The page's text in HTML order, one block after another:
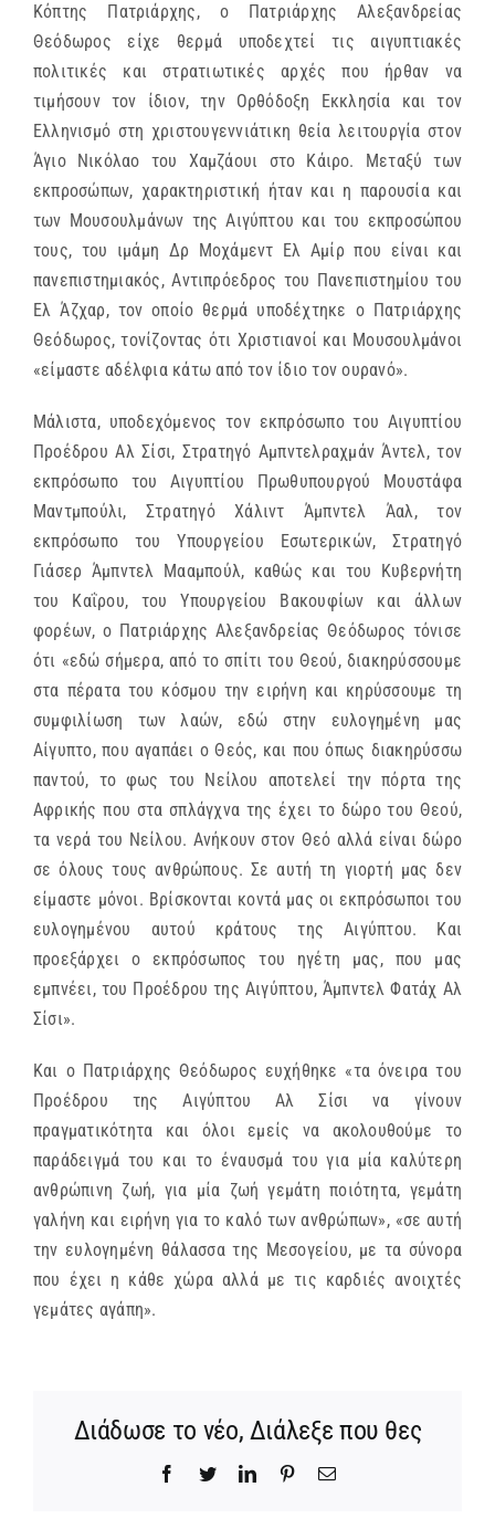
Κόπτης Πατριάρχης, ο Πατριάρχης Αλεξανδρείας
Θεόδωρος είχε θερμά υποδεχτεί τις αιγυπτιακές
πολιτικές και στρατιωτικές αρχές που ήρθαν να
τιμήσουν τον ίδιον, την Ορθόδοξη Εκκλησία και τον
Ελληνισμό στη χριστουγεννιάτικη θεία λειτουργία στον
Άγιο Νικόλαο του Χαμζάουι στο Κάιρο. Μεταξύ των
εκπροσώπων, χαρακτηριστική ήταν και η παρουσία και
των Μουσουλμάνων της Αιγύπτου και του εκπροσώπου
τους, του ιμάμη Δρ Μοχάμεντ Ελ Αμίρ που είναι και
πανεπιστημιακός, Αντιπρόεδρος του Πανεπιστημίου του
Ελ Άζχαρ, τον οποίο θερμά υποδέχτηκε ο Πατριάρχης
Θεόδωρος, τονίζοντας ότι Χριστιανοί και Μουσουλμάνοι
«είμαστε αδέλφια κάτω από τον ίδιο τον ουρανό».
Μάλιστα, υποδεχόμενος τον εκπρόσωπο του Αιγυπτίου
Προέδρου Αλ Σίσι, Στρατηγό Αμπντελραχμάν Άντελ, τον
εκπρόσωπο του Αιγυπτίου Πρωθυπουργού Μουστάφα
Μαντμπούλι, Στρατηγό Χάλιντ Άμπντελ Άαλ, τον
εκπρόσωπο του Υπουργείου Εσωτερικών, Στρατηγό
Γιάσερ Άμπντελ Μααμπούλ, καθώς και του Κυβερνήτη
του Καΐρου, του Υπουργείου Βακουφίων και άλλων
φορέων, ο Πατριάρχης Αλεξανδρείας Θεόδωρος τόνισε
ότι «εδώ σήμερα, από το σπίτι του Θεού, διακηρύσσουμε
στα πέρατα του κόσμου την ειρήνη και κηρύσσουμε τη
συμφιλίωση των λαών, εδώ στην ευλογημένη μας
Αίγυπτο, που αγαπάει ο Θεός, και που όπως διακηρύσσω
παντού, το φως του Νείλου αποτελεί την πόρτα της
Αφρικής που στα σπλάγχνα της έχει το δώρο του Θεού,
τα νερά του Νείλου. Ανήκουν στον Θεό αλλά είναι δώρο
σε όλους τους ανθρώπους. Σε αυτή τη γιορτή μας δεν
είμαστε μόνοι. Βρίσκονται κοντά μας οι εκπρόσωποι του
ευλογημένου αυτού κράτους της Αιγύπτου. Και
προεξάρχει ο εκπρόσωπος του ηγέτη μας, που μας
εμπνέει, του Προέδρου της Αιγύπτου, Άμπντελ Φατάχ Αλ
Σίσι».
Και ο Πατριάρχης Θεόδωρος ευχήθηκε «τα όνειρα του
Προέδρου της Αιγύπτου Αλ Σίσι να γίνουν
πραγματικότητα και όλοι εμείς να ακολουθούμε το
παράδειγμά του και το έναυσμά του για μία καλύτερη
ανθρώπινη ζωή, για μία ζωή γεμάτη ποιότητα, γεμάτη
γαλήνη και ειρήνη για το καλό των ανθρώπων», «σε αυτή
την ευλογημένη θάλασσα της Μεσογείου, με τα σύνορα
που έχει η κάθε χώρα αλλά με τις καρδιές ανοιχτές
γεμάτες αγάπη».
Διάδωσε το νέο, Διάλεξε που θες
Facebook
TwitterLinkedInPinterestEmail